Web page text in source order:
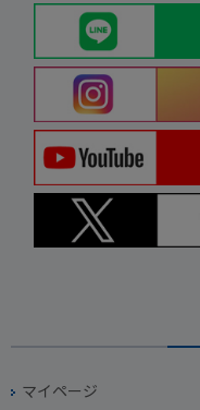
マイページ